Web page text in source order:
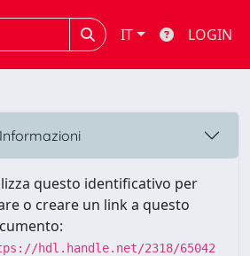
IT LOGIN
Informazioni
questo identificativo per
o creare un link a questo
hdl.handle.net/2318/65042